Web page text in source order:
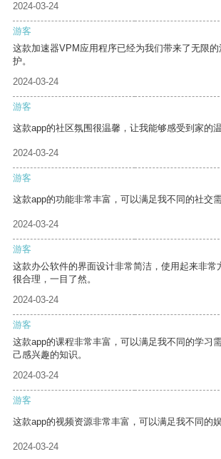
2024-03-24
游客
这款加速器VPM应用程序已经为我们带来了无限
护。
2024-03-24
游客
这款app的社区氛围很温馨，让我能够感受到家的温
2024-03-24
游客
这款app的功能非常丰富，可以满足我不同的社交需
2024-03-24
游客
这款办公软件的界面设计非常简洁，使用起来非常
很合理，一目了然。
2024-03-24
游客
这款app的课程非常丰富，可以满足我不同的学习
己感兴趣的知识。
2024-03-24
游客
这款app的视频资源非常丰富，可以满足我不同的娱
2024-03-24